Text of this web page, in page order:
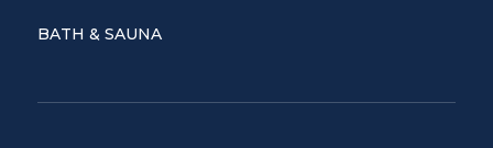
BATH & SAUNA